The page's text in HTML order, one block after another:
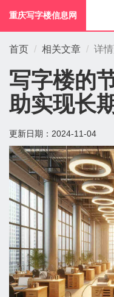
重庆写字楼信息网
首页 相关文章 详
写字楼的
助实现长
更新日期： 2024-11-04